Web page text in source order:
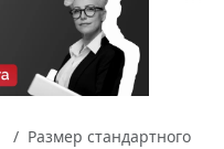
Размер стандартного